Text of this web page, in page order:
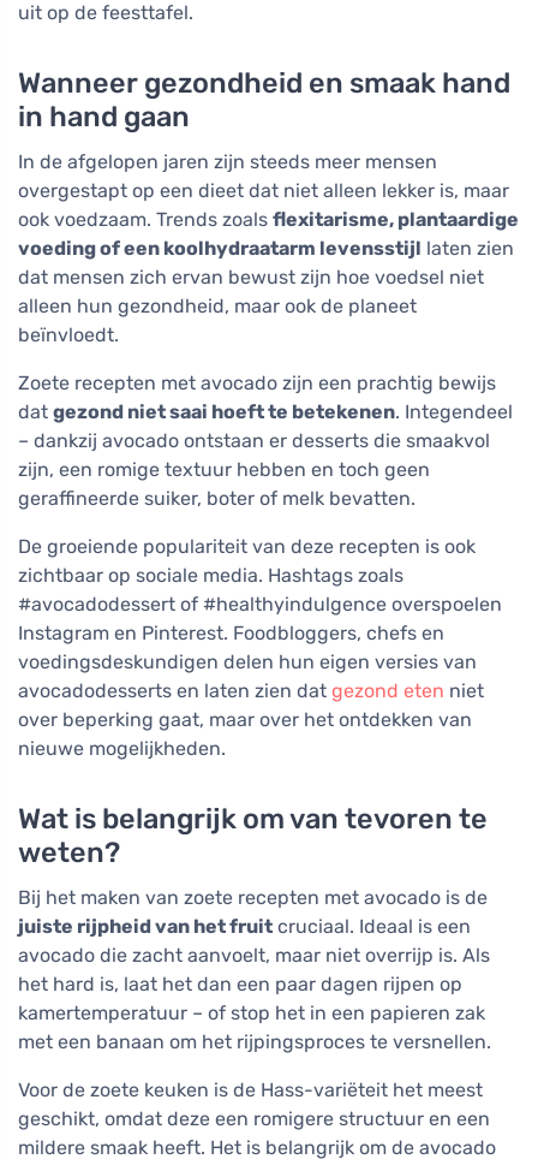
uit op de feesttafel.
Wanneer gezondheid en smaak hand
in hand gaan
In de afgelopen jaren zijn steeds meer mensen
overgestapt op een dieet dat niet alleen lekker is, maar
ook voedzaam. Trends zoals flexitarisme, plantaardige
voeding of een koolhydraatarm levensstijl laten zien
dat mensen zich ervan bewust zijn hoe voedsel niet
alleen hun gezondheid, maar ook de planeet
beïnvloedt.
Zoete recepten met avocado zijn een prachtig bewijs
dat gezond niet saai hoeft te betekenen. Integendeel
– dankzij avocado ontstaan er desserts die smaakvol
zijn, een romige textuur hebben en toch geen
geraffineerde suiker, boter of melk bevatten.
De groeiende populariteit van deze recepten is ook
zichtbaar op sociale media. Hashtags zoals
#avocadodessert of #healthyindulgence overspoelen
Instagram en Pinterest. Foodbloggers, chefs en
voedingsdeskundigen delen hun eigen versies van
avocadodesserts en laten zien dat gezond eten niet
over beperking gaat, maar over het ontdekken van
nieuwe mogelijkheden.
Wat is belangrijk om van tevoren te
weten?
Bij het maken van zoete recepten met avocado is de
juiste rijpheid van het fruit cruciaal. Ideaal is een
avocado die zacht aanvoelt, maar niet overrijp is. Als
het hard is, laat het dan een paar dagen rijpen op
kamertemperatuur – of stop het in een papieren zak
met een banaan om het rijpingsproces te versnellen.
Voor de zoete keuken is de Hass-variëteit het meest
geschikt, omdat deze een romigere structuur en een
mildere smaak heeft. Het is belangrijk om de avocado